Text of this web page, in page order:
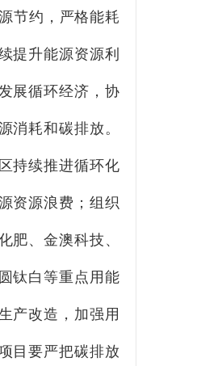
节约， 严格能耗
提升能源资源利
展循环经济，协
消耗和碳排放。
持续推进循环化
资源浪费；组织
肥、金澳科技、
钛白等重点用能
产改造，加强用
目要严把碳排放